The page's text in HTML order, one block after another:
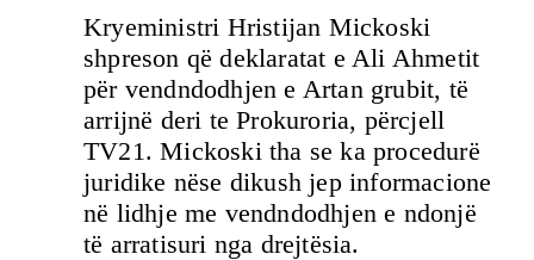
Kryeministri Hristijan Mickoski
shpreson që deklaratat e Ali Ahmetit
për vendndodhjen e Artan grubit, të
arrijnë deri te Prokuroria, përcjell
TV21. Mickoski tha se ka procedurë
juridike nëse dikush jep informacione
në lidhje me vendndodhjen e ndonjë
të arratisuri nga drejtësia.